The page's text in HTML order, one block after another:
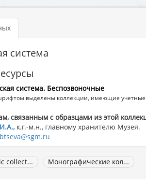
система
система. Беспозвоночные
выделены коллекции, имеющие учетные
связанным с образцами из этой
к.г.-м.н., главному хранителю Музея.
collect... Монографические кол...